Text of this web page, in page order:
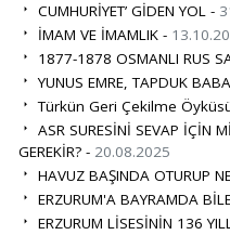
CUMHURİYET’ GİDEN YOL -
İMAM VE İMAMLIK -
1877-1878 OSMANLI RUS
YUNUS EMRE, TAPDUK
Türkün Geri Çekilme
ASR SURESİNİ SEVAP İÇİN
GEREKİR? - 20.08.2025
HAVUZ BAŞINDA OTURUP
ERZURUM'A BAYRAMDA
ERZURUM LİSESİNİN 136